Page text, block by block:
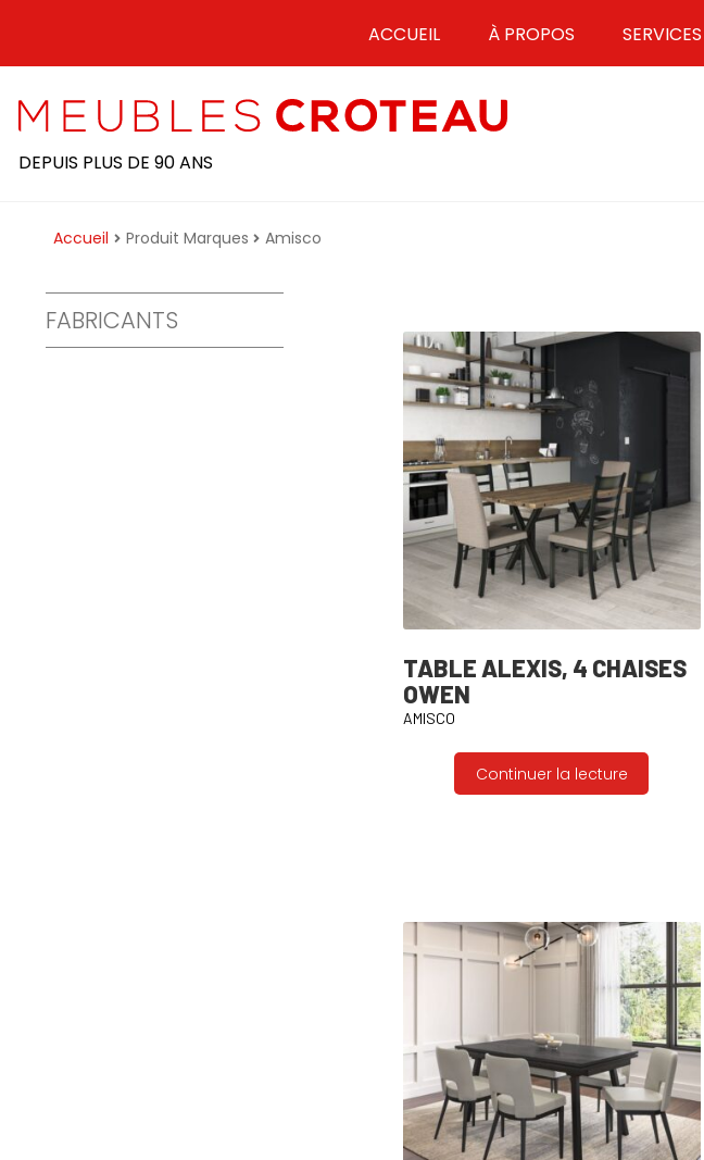
LA
NAVIGATION
CONTENU
ACCUEIL À PROPOS SERVICES
DEPUIS PLUS DE 90 ANS
Accueil Produit Marques Amisco
TABLE ALEXIS, 4 CHAISES
OWEN
AMISCO
Continuer la lecture
FABRICANTS